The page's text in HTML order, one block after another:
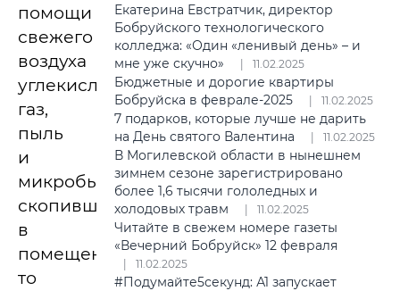
помощи
свежего
воздуха
углекислый
газ,
пыль
и
микробы,
скопившиеся
в
помещении,
то
Екатерина Евстратчик, директор
Бобруйского технологического
колледжа: «Один «ленивый день» – и
мне уже скучно»
11.02.2025
Бюджетные и дорогие квартиры
Бобруйска в феврале-2025
11.02.2025
7 подарков, которые лучше не дарить
на День святого Валентина
11.02.2025
В Могилевской области в нынешнем
зимнем сезоне зарегистрировано
более 1,6 тысячи гололедных и
холодовых травм
11.02.2025
Читайте в свежем номере газеты
«Вечерний Бобруйск» 12 февраля
11.02.2025
#Подумайте5секунд: А1 запускает